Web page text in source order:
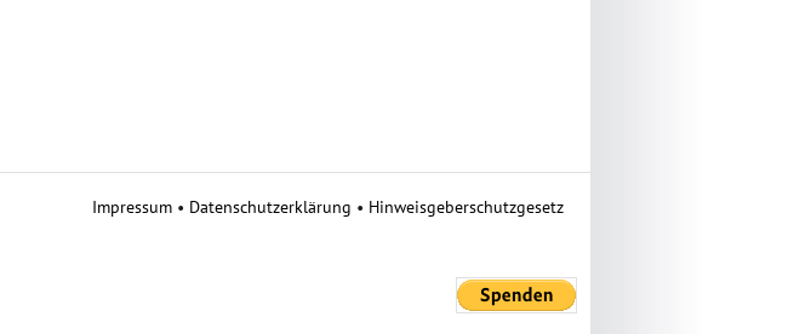
Impressum • Datenschutzerklärung • Hinweisgeberschutzgesetz